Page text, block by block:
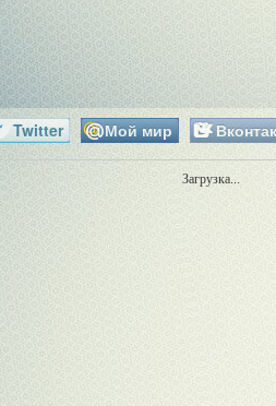
Twitter Мой мир
Загрузка...